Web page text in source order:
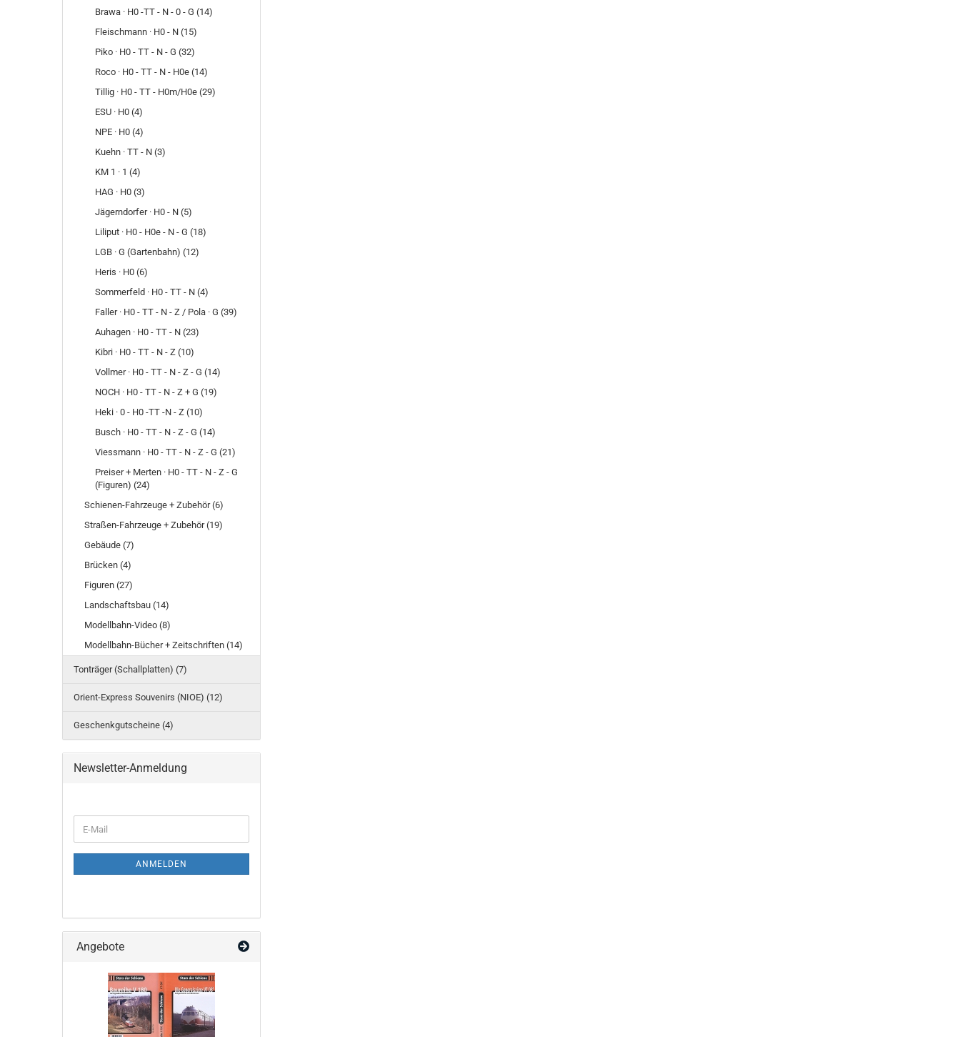
Brawa · H0 -TT - N - 0 - G (14)
Fleischmann · H0 - N (15)
Piko · H0 - TT - N - G (32)
Roco · H0 - TT - N - H0e (14)
Tillig · H0 - TT - H0m/H0e (29)
ESU · H0 (4)
NPE · H0 (4)
Kuehn · TT - N (3)
KM 1 · 1 (4)
HAG · H0 (3)
Jägerndorfer · H0 - N (5)
Liliput · H0 - H0e - N - G (18)
LGB · G (Gartenbahn) (12)
Heris · H0 (6)
Sommerfeld · H0 - TT - N (4)
Faller · H0 - TT - N - Z / Pola · G (39)
Auhagen · H0 - TT - N (23)
Kibri · H0 - TT - N - Z (10)
Vollmer · H0 - TT - N - Z - G (14)
NOCH · H0 - TT - N - Z + G (19)
Heki · 0 - H0 -TT -N - Z (10)
Busch · H0 - TT - N - Z - G (14)
Viessmann · H0 - TT - N - Z - G (21)
Preiser + Merten · H0 - TT - N - Z - G
(Figuren) (24)
Schienen-Fahrzeuge + Zubehör (6)
Straßen-Fahrzeuge + Zubehör (19)
Gebäude (7)
Brücken (4)
Figuren (27)
Landschaftsbau (14)
Modellbahn-Video (8)
Modellbahn-Bücher + Zeitschriften (14)
Tonträger (Schallplatten) (7)
Orient-Express Souvenirs (NIOE) (12)
Geschenkgutscheine (4)
Newsletter-Anmeldung
ZUR
E-
Mail
ANMELDEN
Angebote